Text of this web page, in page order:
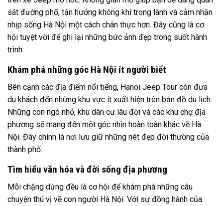
sát đường phố, tận hưởng không khí trong lành và cảm nhận
nhịp sống Hà Nội một cách chân thực hơn. Đây cũng là cơ
hội tuyệt vời để ghi lại những bức ảnh đẹp trong suốt hành
trình.
Khám phá những góc Hà Nội ít người biết
Bên cạnh các địa điểm nổi tiếng, Hanoi Jeep Tour còn đưa
du khách đến những khu vực ít xuất hiện trên bản đồ du lịch.
Những con ngõ nhỏ, khu dân cư lâu đời và các khu chợ địa
phương sẽ mang đến một góc nhìn hoàn toàn khác về Hà
Nội. Đây chính là nơi lưu giữ những nét đẹp đời thường của
thành phố.
Tìm hiểu văn hóa và đời sống địa phương
Mỗi chặng dừng đều là cơ hội để khám phá những câu
chuyện thú vị về con người Hà Nội. Với sự đồng hành của